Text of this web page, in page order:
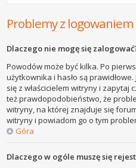
Problemy z
Dlaczego nie mogę się
Powodów może być kilka. Po
użytkownika i hasło są
się z właścicielem witryny i zapytaj
też prawdopodobieństwo, że
witryny, na której znajduje się
witryny i powiadom go o tym
Góra
Dlaczego w ogóle muszę się